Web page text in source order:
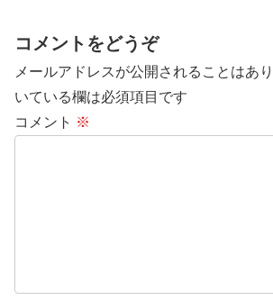
コメントをどうぞ
メールアドレスが公開されることはあり
いている欄は必須項目です
コメント ※